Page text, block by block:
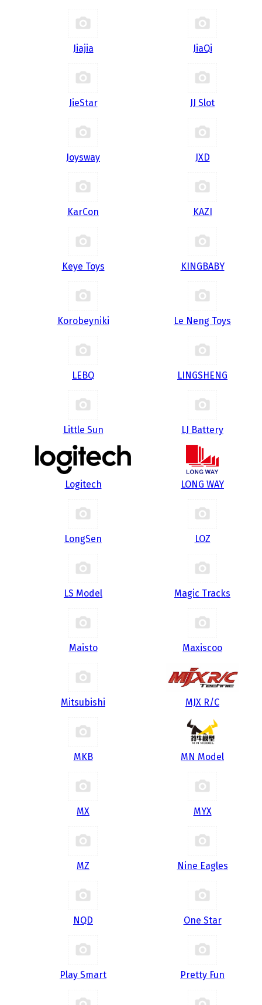
Jiajia JiaQi
JieStar JJ Slot
Joysway JXD
KarCon KAZI
Keye Toys KINGBABY
Korobeyniki Le Neng Toys
LEBQ LINGSHENG
Little Sun LJ Battery
Logitech LONG WAY
LongSen LOZ
LS Model Magic Tracks
Maisto Maxiscoo
Mitsubishi MJX R/C
MKB MN Model
MX MYX
MZ Nine Eagles
NQD One Star
Play Smart Pretty Fun